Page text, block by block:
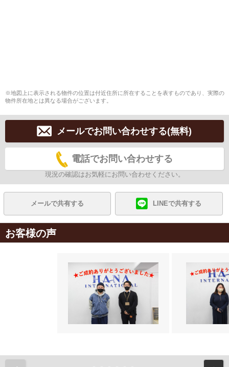
※地図上に表示される物件の位置は付近住所に所在することを表すものであり、実際の
物件所在地とは異なる場合がございます。
メールでお問い合わせする(無料)
電話でお問い合わせする
現況の確認はお気軽にお問い合わせください。
メールで共有する LINEで共有する
お客様の声